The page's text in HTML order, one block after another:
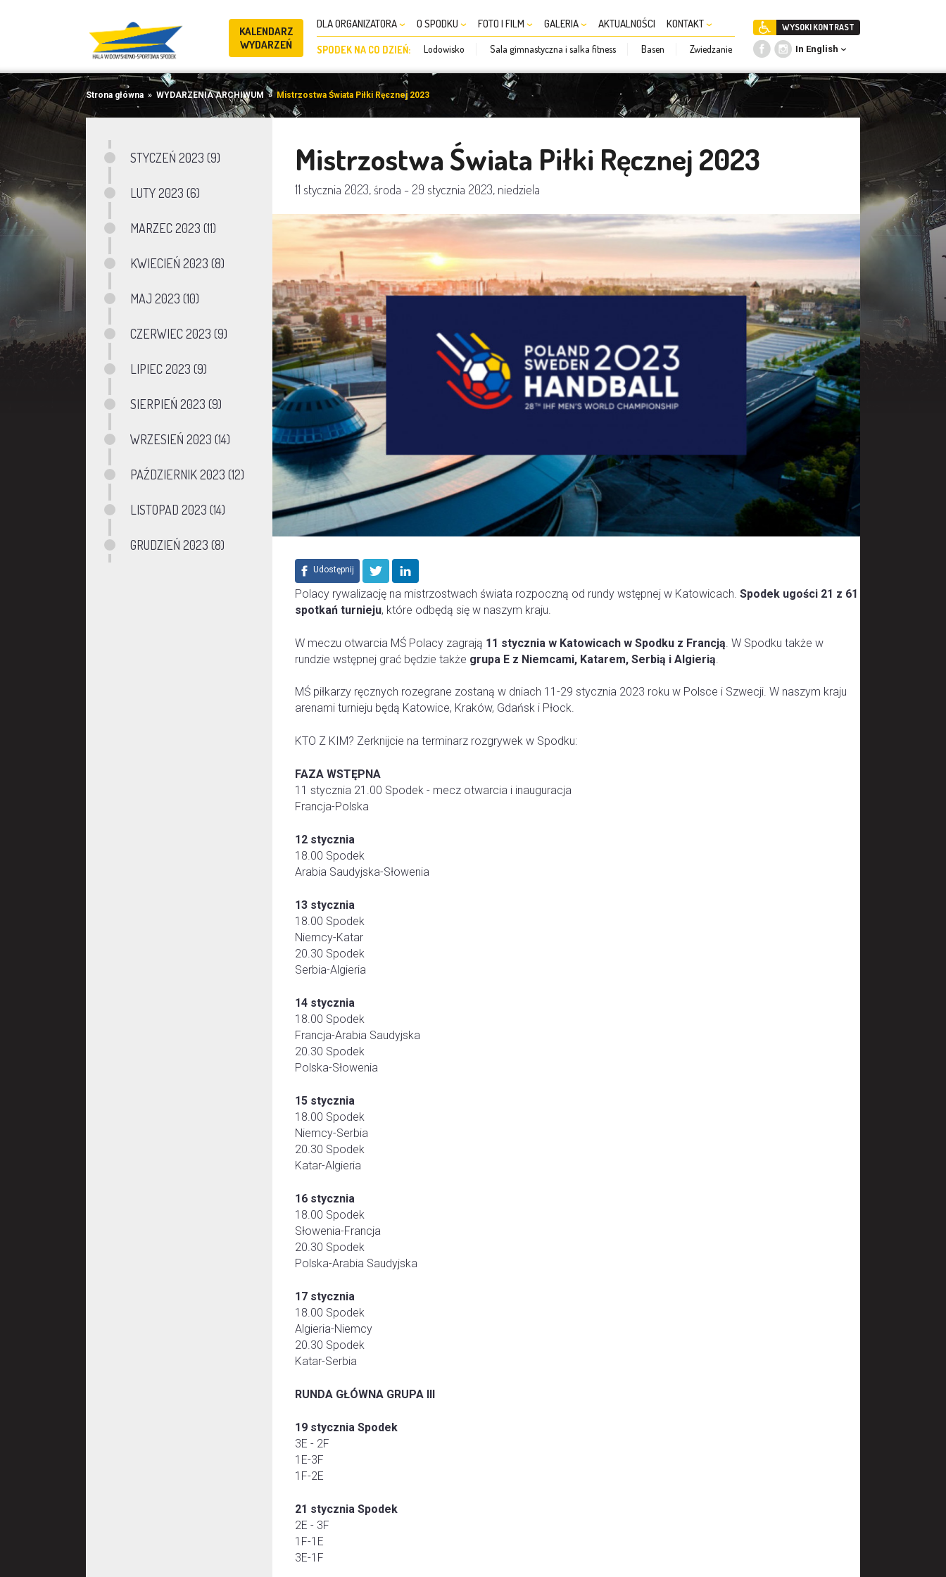
KALENDARZ
WYDARZEŃ
DLA ORGANIZATORA O SPODKU FOTO I FILM GALERIA AKTUALNOŚCI KONTAKT
SPODEK NA CO DZIEŃ: Lodowisko Sala gimnastyczna i salka fitness Basen Zwiedzanie
WYSOKI KONTRAST
In English
Strona główna » WYDARZENIA ARCHIWUM »Mistrzostwa Świata Piłki Ręcznej 2023
STYCZEŃ 2023 (9)
LUTY 2023 (6)
MARZEC 2023 (11)
KWIECIEŃ 2023 (8)
MAJ 2023 (10)
CZERWIEC 2023 (9)
LIPIEC 2023 (9)
SIERPIEŃ 2023 (9)
WRZESIEŃ 2023 (14)
PAŹDZIERNIK 2023 (12)
LISTOPAD 2023 (14)
GRUDZIEŃ 2023 (8)
Mistrzostwa Świata Piłki Ręcznej 2023
11 stycznia 2023, środa - 29 stycznia 2023, niedziela
Udostępnij
Polacy rywalizację na mistrzostwach świata rozpoczną od rundy wstępnej w Katowicach. Spodek ugości 21 z 61
spotkań turnieju, które odbędą się w naszym kraju.
W meczu otwarcia MŚ Polacy zagrają 11 stycznia w Katowicach w Spodku z Francją. W Spodku także w
rundzie wstępnej grać będzie także grupa E z Niemcami, Katarem, Serbią i Algierią.
MŚ piłkarzy ręcznych rozegrane zostaną w dniach 11-29 stycznia 2023 roku w Polsce i Szwecji. W naszym kraju
arenami turnieju będą Katowice, Kraków, Gdańsk i Płock.
KTO Z KIM? Zerknijcie na terminarz rozgrywek w Spodku:
FAZA WSTĘPNA
11 stycznia 21.00 Spodek - mecz otwarcia i inauguracja
Francja-Polska
12 stycznia
18.00 Spodek
Arabia Saudyjska-Słowenia
13 stycznia
18.00 Spodek
Niemcy-Katar
20.30 Spodek
Serbia-Algieria
14 stycznia
18.00 Spodek
Francja-Arabia Saudyjska
20.30 Spodek
Polska-Słowenia
15 stycznia
18.00 Spodek
Niemcy-Serbia
20.30 Spodek
Katar-Algieria
16 stycznia
18.00 Spodek
Słowenia-Francja
20.30 Spodek
Polska-Arabia Saudyjska
17 stycznia
18.00 Spodek
Algieria-Niemcy
20.30 Spodek
Katar-Serbia
RUNDA GŁÓWNA GRUPA III
19 stycznia Spodek
3E - 2F
1E-3F
1F-2E
21 stycznia Spodek
2E - 3F
1F-1E
3E-1F